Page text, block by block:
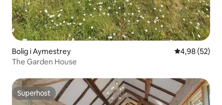
Bolig i Aymestrey 4,98 ud af 5 i
4,98 (52)
The Garden House
Superhost
Superhost